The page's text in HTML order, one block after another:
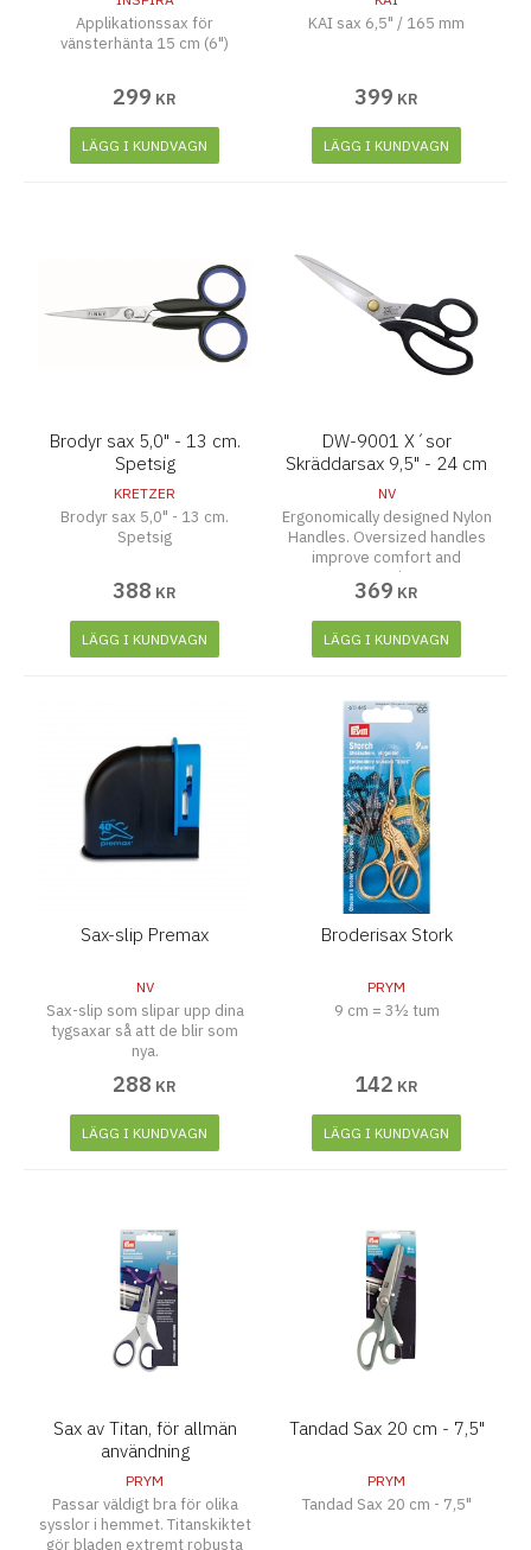
Applikationssax för
vänsterhänta 15 cm (6")
299 KR
LÄGG I KUNDVAGN
KAI sax 6,5" / 165 mm
399 KR
LÄGG I KUNDVAGN
Brodyr sax 5,0" - 13 cm.
Spetsig
KRETZER
Brodyr sax 5,0" - 13 cm.
Spetsig
388 KR
LÄGG I KUNDVAGN
DW-9001 X´sor
Skräddarsax 9,5" - 24 cm
NV
Ergonomically designed Nylon
Handles. Oversized handles
improve comfort and
operation.
369 KR
LÄGG I KUNDVAGN
Sax-slip Premax
NV
Sax-slip som slipar upp dina
tygsaxar så att de blir som
nya.
288 KR
LÄGG I KUNDVAGN
Broderisax Stork
PRYM
9 cm = 3½ tum
142 KR
LÄGG I KUNDVAGN
Sax av Titan, för allmän
användning
PRYM
Passar väldigt bra för olika
sysslor i hemmet. Titanskiktet
gör bladen extremt robusta
Tandad Sax 20 cm - 7,5"
PRYM
Tandad Sax 20 cm - 7,5"